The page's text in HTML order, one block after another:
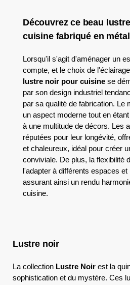
Découvrez ce beau
cuisine fabriqué en
Lorsqu'il s'agit d'aménager un
compte, et le choix de
lustre noir pour cuisine se
par son design industriel
par sa qualité de fabrication. Le
un aspect moderne tout en
à une multitude de décors. Les
réputées pour leur longévité,
et chaleureux, idéal pour créer
conviviale. De plus, la flexibilité
l'adapter à différents espaces et
assurant ainsi un rendu
cuisine.
Lustre noir
La collection Lustre Noir est la
sophistication et du mystère. Ces